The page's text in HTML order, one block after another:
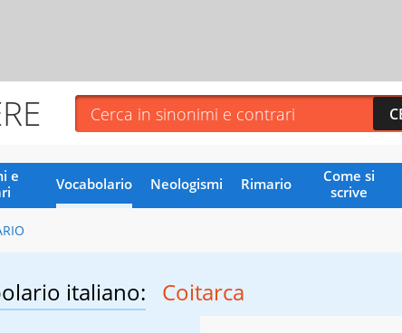
e
Vocabolario Neologismi Rimario
Come si
scrive
italiano: Coitarca